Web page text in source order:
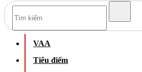
VAA
Tiêu điểm